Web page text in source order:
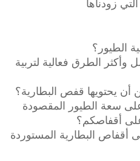
زودناها
الطيور؟
الطرق فعالية لتربية
يحتويها قفص البطارية؟
سعة الطيور المقصودة
أقفاصكم؟
سنوات على أقفاص البطارية المستوردة